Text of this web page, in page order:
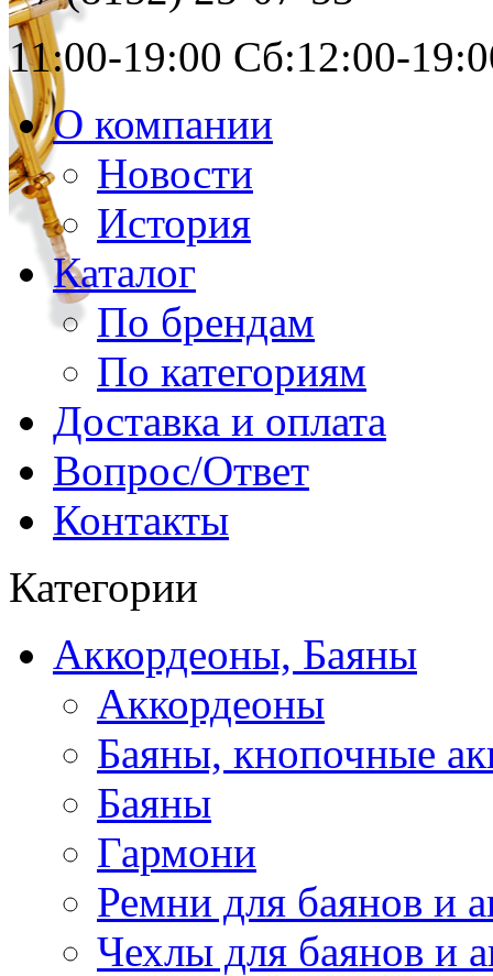
11:00-19:00 Сб:12:00-
О компании
Новости
История
Каталог
По брендам
По категориям
Доставка и оплата
Вопрос/Ответ
Контакты
Категории
Аккордеоны, Баяны
Аккордеоны
Баяны, кнопочные
Баяны
Гармони
Ремни для баянов и
Чехлы для баянов и